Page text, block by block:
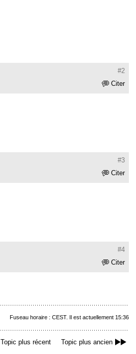
#2
Citer
#3
Citer
#4
Citer
Fuseau horaire : CEST. Il est actuellement 15:36
Topic plus récent Topic plus ancien